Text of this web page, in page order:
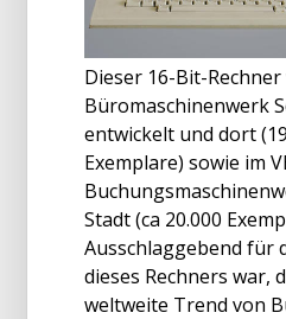
Dieser 16-Bit-
Büromaschinenwerk
entwickelt und dort
Exemplare) sowie im
Stadt (ca 20.000
Ausschlaggebend für
dieses Rechners war,
weltweite Trend von